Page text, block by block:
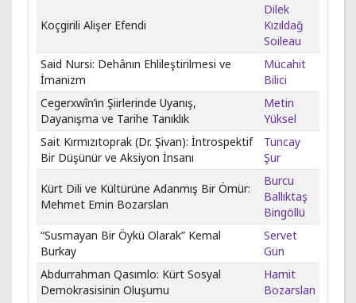
Koçgirili Alişer Efendi
Dilek
Kızıldağ
Soileau
Said Nursi: Dehânın Ehlileştirilmesi ve
İmanizm
Mücahit
Bilici
Cegerxwîn’in Şiirlerinde Uyanış,
Dayanışma ve Tarihe Tanıklık
Metin
Yüksel
Sait Kırmızıtoprak (Dr. Şivan): İntrospektif
Bir Düşünür ve Aksiyon İnsanı
Tuncay
Şur
Kürt Dili ve Kültürüne Adanmış Bir Ömür:
Mehmet Emin Bozarslan
Burcu
Ballıktaş
Bingöllü
“Susmayan Bir Öykü Olarak” Kemal
Burkay
Servet
Gün
Abdurrahman Qasımlo: Kürt Sosyal
Demokrasisinin Oluşumu
Hamit
Bozarslan